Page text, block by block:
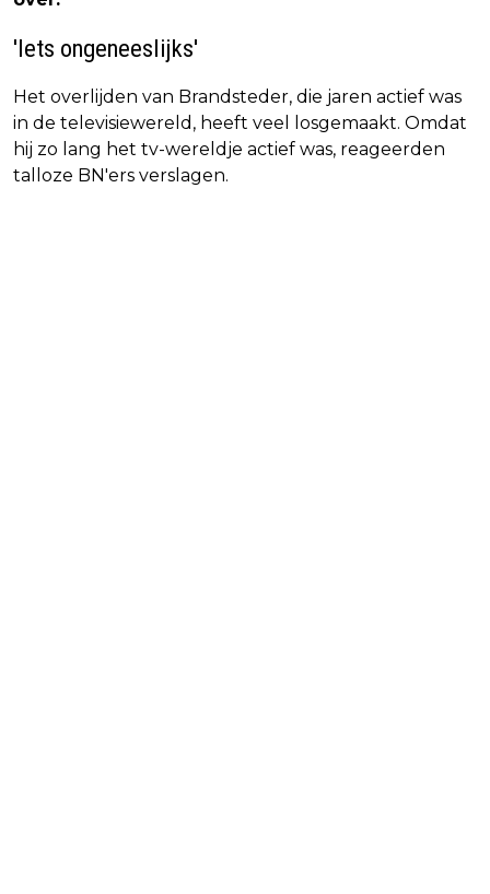
'Iets ongeneeslijks'
Het overlijden van Brandsteder, die jaren actief was
in de televisiewereld, heeft veel losgemaakt. Omdat
hij zo lang het tv-wereldje actief was, reageerden
talloze BN'ers verslagen.